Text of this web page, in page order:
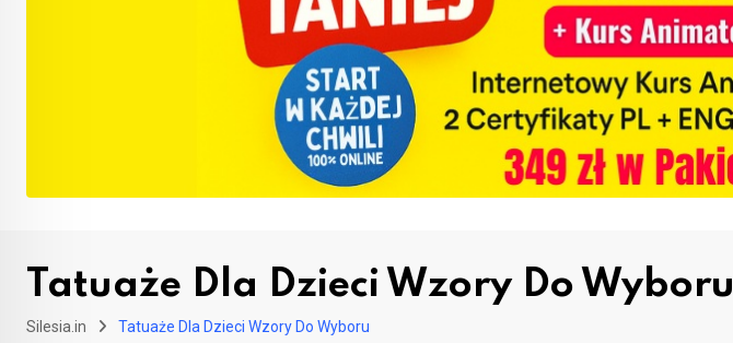
Tatuaże Dla Dzieci Wzory Do Wyboru
Silesia.in Tatuaże Dla Dzieci Wzory Do Wyboru